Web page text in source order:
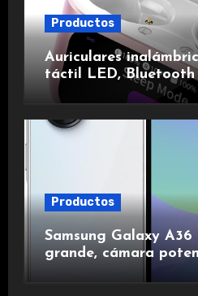
Productos
Auriculares
táctil LED, Bluetooth
de ruido,
Productos
Samsung Galaxy
grande, cámara
duradera y carga
experiencia premium.